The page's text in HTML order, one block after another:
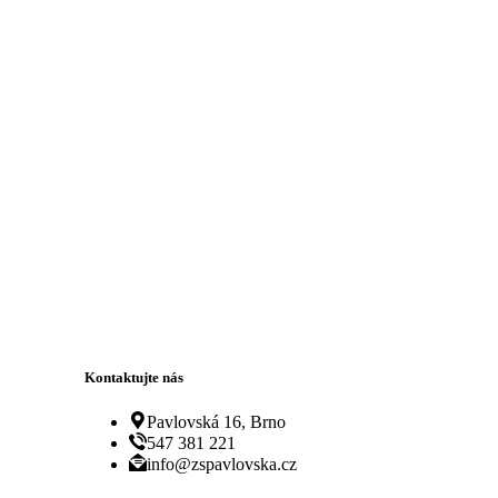
Kontaktujte nás
Pavlovská 16, Brno
547 381 221
info@zspavlovska.cz